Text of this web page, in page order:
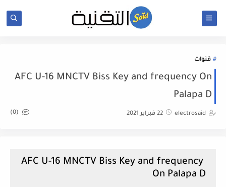
قنوات
AFC U-16 MNCTV Biss Key and frequency On
Palapa D
electrosaid 22 فبراير 2021 (0)
AFC U-16 MNCTV Biss Key and frequency
On Palapa D